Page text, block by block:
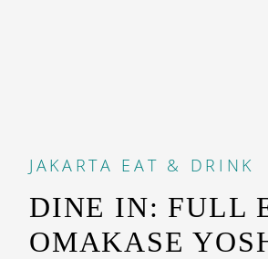
JAKARTA EAT & DRINK
DINE IN: FULL
OMAKASE